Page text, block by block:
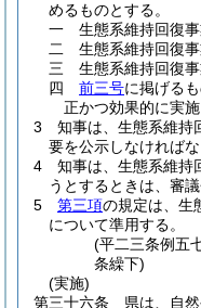
めるものとする。
一
生態系維持回復
二
生態系維持回復
三
生態系維持回復
四
前三号に掲げる
正かつ効果的に実
3
知事は、生態系維持
要を公示しなければな
4
知事は、生態系維持
うとするときは、審
5
第三項の規定は、生
について準用する。
(平二三条例五
条繰下)
(実施)
第三十六条
県は、自